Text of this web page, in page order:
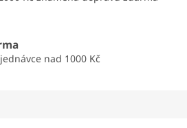
nad 1000 Kč